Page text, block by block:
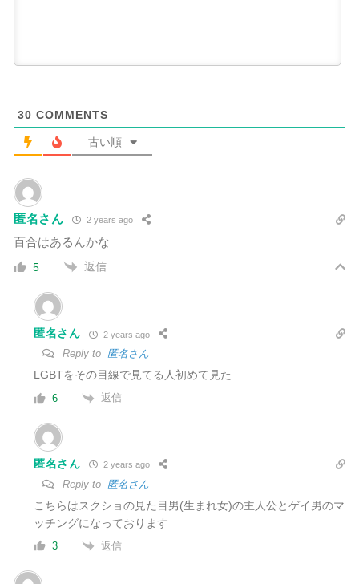
30 COMMENTS
古い順
匿名さん 2 years ago
百合はあるんかな
5 返信
匿名さん 2 years ago
Reply to 匿名さん
LGBTをその目線で見てる人初めて見た
6 返信
匿名さん 2 years ago
Reply to 匿名さん
こちらはスクショの見た目男(生まれ女)の主人公とゲイ男のマ
ッチングになっております
3 返信